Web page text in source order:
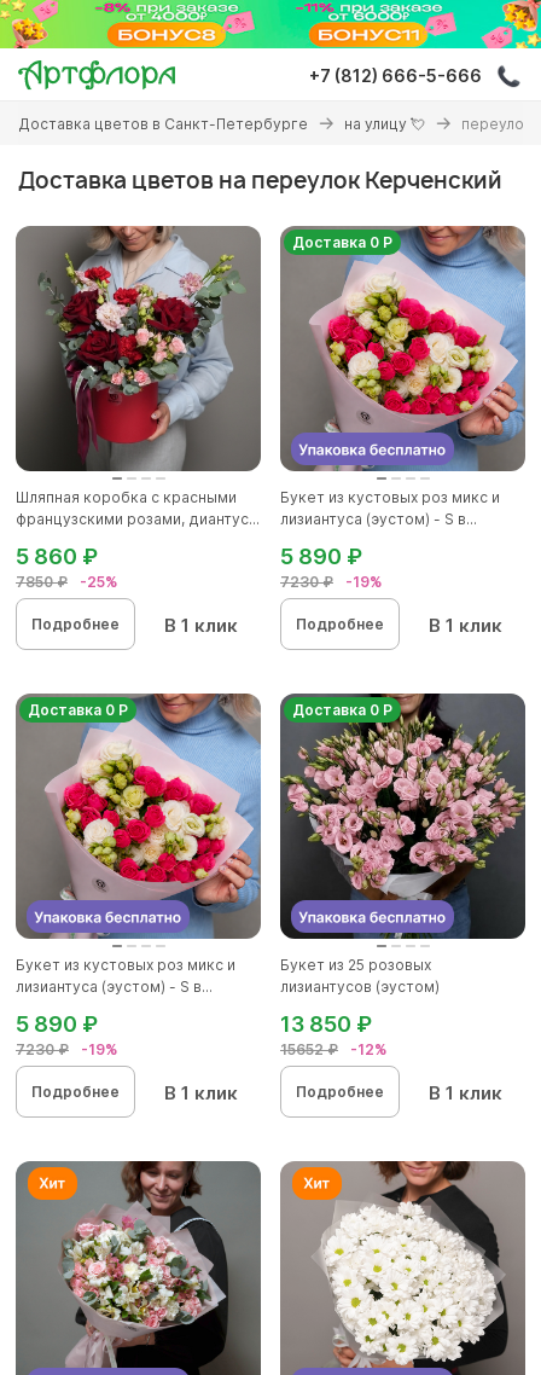
Перейти
основному
содержанию
+7 (812) 666-5-666
Вы
здесь
Доставка цветов в Санкт-Петербурге на улицу 💘 переулок
Доставка цветов на переулок Керченский
Шляпная коробка с красными
французскими розами, диантус...
7850 ₽ -25%
5 860 ₽
Подробнее В 1 клик
Доставка 0 Р
Букет из кустовых роз микс и
лизиантуса (эустом) - S в...
7230 ₽ -19%
5 890 ₽
Подробнее В 1 клик
Доставка 0 Р
Букет из кустовых роз микс и
лизиантуса (эустом) - S в...
7230 ₽ -19%
5 890 ₽
Подробнее В 1 клик
Доставка 0 Р
Букет из 25 розовых
лизиантусов (эустом)
15652 ₽ -12%
13 850 ₽
Подробнее В 1 клик